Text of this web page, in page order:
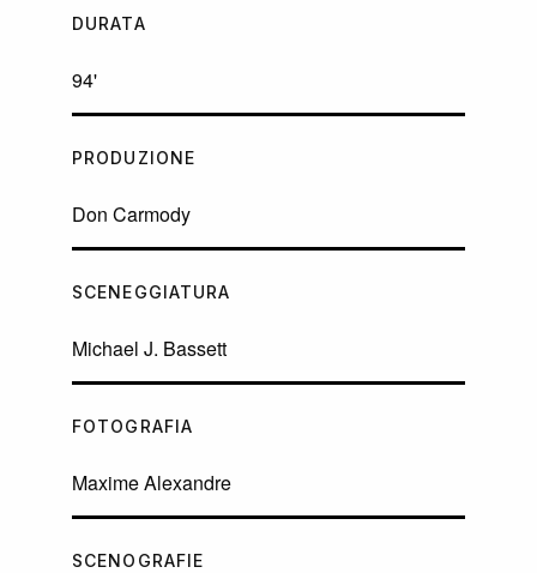
DURATA
94'
PRODUZIONE
Don Carmody
SCENEGGIATURA
Michael J. Bassett
FOTOGRAFIA
Maxime Alexandre
SCENOGRAFIE